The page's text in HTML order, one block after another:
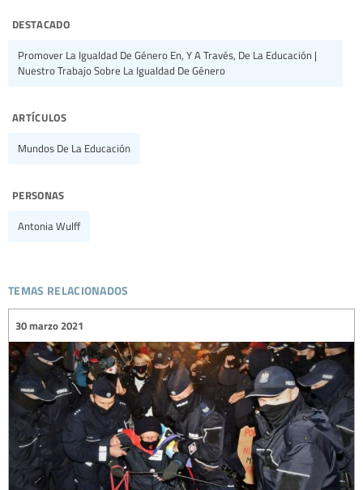
destacado
Promover La Igualdad De Género En, Y A Través, De La Educación |
Nuestro Trabajo Sobre La Igualdad De Género
artículos
Mundos De La Educación
personas
Antonia Wulff
temas relacionados
30 marzo 2021